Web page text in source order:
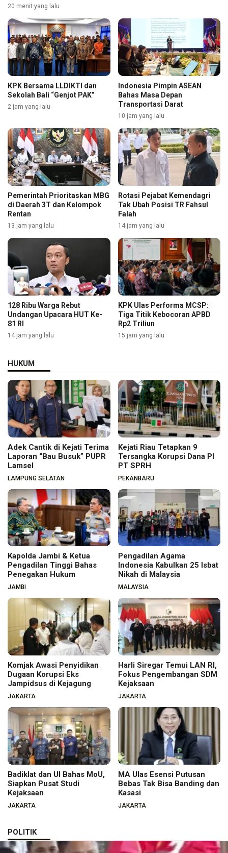
20 menit yang lalu
KPK Bersama LLDIKTI dan
Sekolah Bali “Genjot PAK”
2 jam yang lalu
Indonesia Pimpin ASEAN
Bahas Masa Depan
Transportasi Darat
10 jam yang lalu
Pemerintah Prioritaskan MBG
di Daerah 3T dan Kelompok
Rentan
13 jam yang lalu
Rotasi Pejabat Kemendagri
Tak Ubah Posisi TR Fahsul
Falah
14 jam yang lalu
128 Ribu Warga Rebut
Undangan Upacara HUT Ke-
81 RI
14 jam yang lalu
KPK Ulas Performa MCSP:
Tiga Titik Kebocoran APBD
Rp2 Triliun
15 jam yang lalu
HUKUM
Adek Cantik di Kejati Terima
Laporan “Bau Busuk” PUPR
Lamsel
LAMPUNG SELATAN
Kejati Riau Tetapkan 9
Tersangka Korupsi Dana PI
PT SPRH
PEKANBARU
Kapolda Jambi & Ketua
Pengadilan Tinggi Bahas
Penegakan Hukum
JAMBI
Pengadilan Agama
Indonesia Kabulkan 25 Isbat
Nikah di Malaysia
MALAYSIA
Komjak Awasi Penyidikan
Dugaan Korupsi Eks
Jampidsus di Kejagung
JAKARTA
Harli Siregar Temui LAN RI,
Fokus Pengembangan SDM
Kejaksaan
JAKARTA
Badiklat dan UI Bahas MoU,
Siapkan Pusat Studi
Kejaksaan
JAKARTA
MA Ulas Esensi Putusan
Bebas Tak Bisa Banding dan
Kasasi
JAKARTA
POLITIK